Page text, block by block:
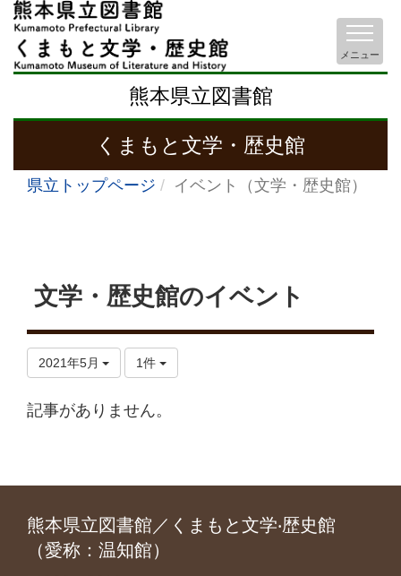
熊本県立図書館
くまもと文学・歴史館
メニュー
県立トップページ イベント（文学・歴史館）
文学・歴史館のイベント
2021年5月 1件
記事がありません。
熊本県立図書館／くまもと文学‧歴史館
（愛称：温知館）